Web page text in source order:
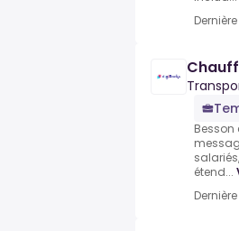
Besson
étend...